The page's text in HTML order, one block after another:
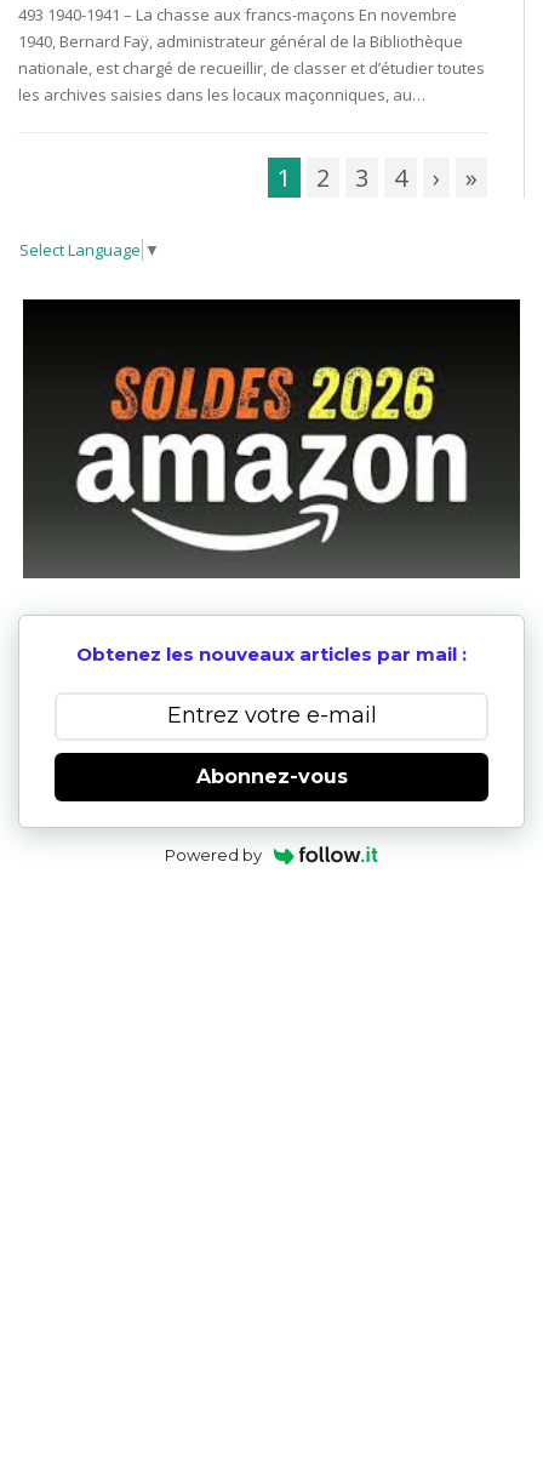
493 1940-1941 – La chasse aux francs-maçons En novembre
1940, Bernard Faÿ, administrateur général de la Bibliothèque
nationale, est chargé de recueillir, de classer et d’étudier toutes
les archives saisies dans les locaux maçonniques, au…
1 2 3 4 › »
Select Language ▼
Obtenez les nouveaux articles par mail :
Abonnez-vous
Powered by